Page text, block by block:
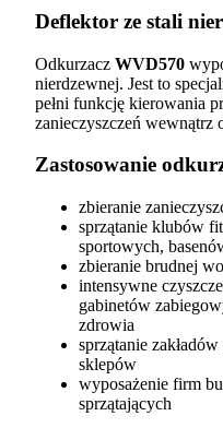
Deflektor ze stali
Odkurzacz WVD570
nierdzewnej. Jest to
pełni funkcję kierowania
zanieczyszczeń wewnątrz
Zastosowanie
zbieranie
sprzątanie klubów
sportowych,
zbieranie brudnej
intensywne
gabinetów
zdrowia
sprzątanie
sklepów
wyposażenie firm
sprzątających